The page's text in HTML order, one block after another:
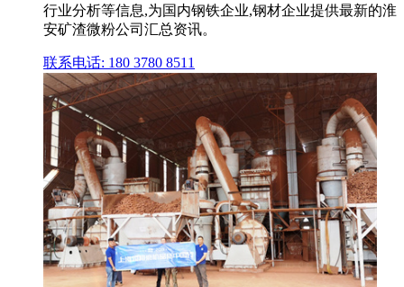
行业分析等信息,为国内钢铁企业,钢材企业提供最新的淮
安矿渣微粉公司汇总资讯。
联系电话: 180 3780 8511